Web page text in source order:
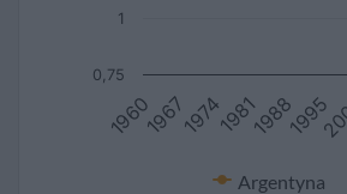
Argentyna
196019671974198119881995
0,75
1